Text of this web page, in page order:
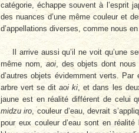
catégo­rie, échappe souvent à l’esprit
des nuances d’une même couleur et
d’appel­lations diverses, comme nous
Il arrive aussi qu’il ne voit qu’une
même nom,aoi, des objets dont nous
d’autres objets évidemment verts.
arbre vert se ditaoi ki, et dans les
jaune est en réalité différent de celui
midzu iro, couleur d’eau, devrait
pour eux couleur d’eau sont en